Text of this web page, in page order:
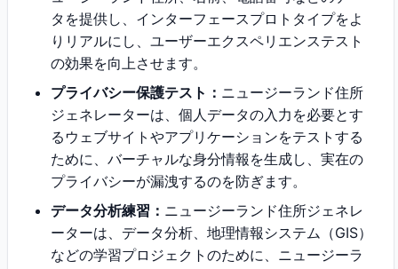
タを提供し、インターフェースプロトタイプをよ
りリアルにし、ユーザーエクスペリエンステスト
の効果を向上させます。
プライバシー保護テスト： ニュージーランド住所
ジェネレーターは、個人データの入力を必要とす
るウェブサイトやアプリケーションをテストする
ために、バーチャルな身分情報を生成し、実在の
プライバシーが漏洩するのを防ぎます。
データ分析練習： ニュージーランド住所ジェネレ
ーターは、データ分析、地理情報システム（GIS）
などの学習プロジェクトのために、ニュージーラ